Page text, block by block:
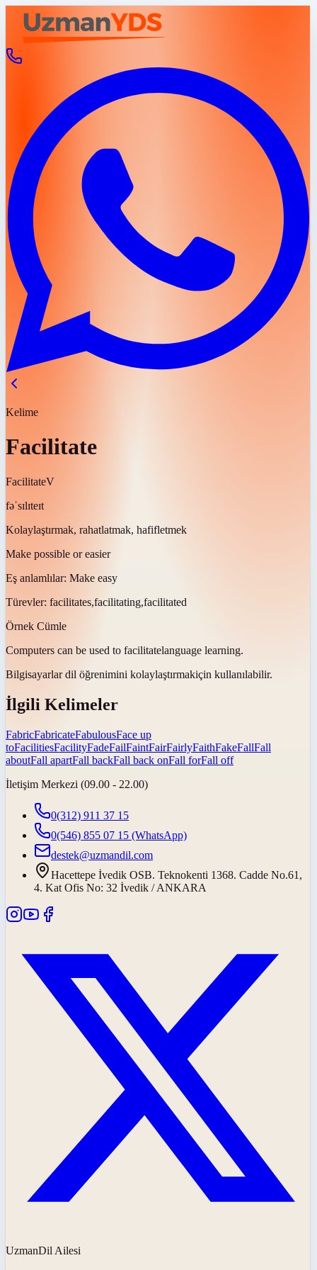
Kelime
Facilitate
FacilitateV
fəˈsɪlɪteɪt
Kolaylaştırmak, rahatlatmak, hafifletmek
Make possible or easier
Eş anlamlılar: Make easy
Türevler: facilitates,facilitating,facilitated
Örnek Cümle
Computers can be used to facilitatelanguage learning.
Bilgisayarlar dil öğrenimini kolaylaştırmakiçin kullanılabilir.
İlgili Kelimeler
FabricFabricateFabulousFace up
toFacilitiesFacilityFadeFailFaintFairFairlyFaithFakeFallFall
aboutFall apartFall backFall back onFall forFall off
İletişim Merkezi (09.00 - 22.00)
0(312) 911 37 15
0(546) 855 07 15 (WhatsApp)
destek@uzmandil.com
Hacettepe İvedik OSB. Teknokenti 1368. Cadde No.61,
4. Kat Ofis No: 32 İvedik / ANKARA
UzmanDil Ailesi